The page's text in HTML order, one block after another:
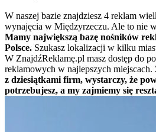
W naszej bazie znajdziesz 4 reklam
wynajęcia w Międzyrzeczu. Ale to nie
Mamy największą bazę nośników
Polsce. Szukasz lokalizacji w kilku
W ZnajdźReklamę.pl masz dostęp do
reklamowych w najlepszych miejscach.
z dziesiątkami firm, wystarczy, że
potrzebujesz, a my zajmiemy się